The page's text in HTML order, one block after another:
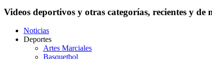
Videos deportivos y otras categorías, recientes y de
Noticias
Deportes
Artes Marciales
Basquetbol